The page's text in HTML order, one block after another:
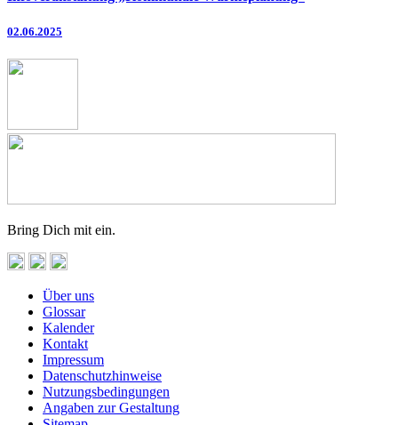
02.06.2025
Bring Dich mit ein.
Über uns
Glossar
Kalender
Kontakt
Impressum
Datenschutzhinweise
Nutzungsbedingungen
Angaben zur Gestaltung